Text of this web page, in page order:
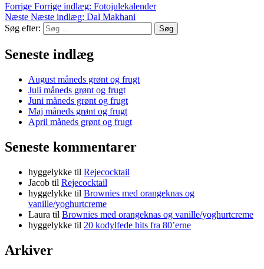
Forrige Forrige indlæg: Fotojulekalender
Næste Næste indlæg: Dal Makhani
Søg efter:
Søg
Seneste indlæg
August måneds grønt og frugt
Juli måneds grønt og frugt
Juni måneds grønt og frugt
Maj måneds grønt og frugt
April måneds grønt og frugt
Seneste kommentarer
hyggelykke til Rejecocktail
Jacob til Rejecocktail
hyggelykke til Brownies med orangeknas og
vanille/yoghurtcreme
Laura til Brownies med orangeknas og vanille/yoghurtcreme
hyggelykke til 20 kodylfede hits fra 80’erne
Arkiver